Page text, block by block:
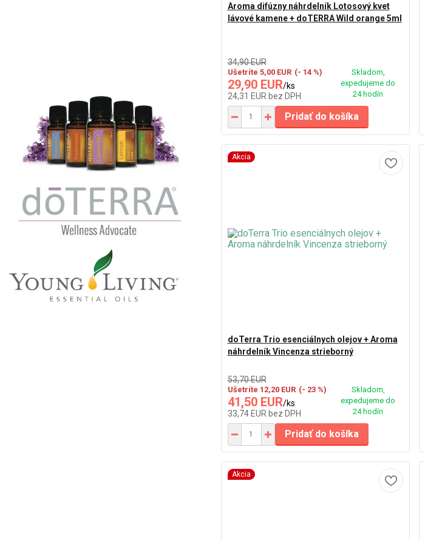
Aroma difúzny náhrdelník Lotosový kvet
lávové kamene + doTERRA Wild orange 5ml
34,90 EUR
Ušetríte 5,00 EUR (- 14 %)
29,90 EUR/ks
24,31 EUR bez DPH
Skladom,
expedujeme do
24 hodín
Pridať do košíka
Akcia
doTerra Trio esenciálnych olejov + Aroma
náhrdelník Vincenza strieborný
53,70 EUR
Ušetríte 12,20 EUR (- 23 %)
41,50 EUR/ks
33,74 EUR bez DPH
Skladom,
expedujeme do
24 hodín
Pridať do košíka
Akcia